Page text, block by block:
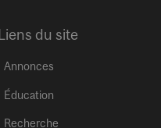
Liens du site
Annonces
Éducation
Recherche